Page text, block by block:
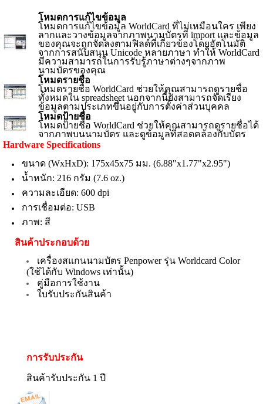
โหมดการแก้ไขข้อมูล
โหมดการแก้ไขข้อมูล WorldCard ที่ไม่เหมือนใคร เพียง
ลากและวางข้อมูลจากภาพนามบัตรที่ import และข้อมูล
ของคุณจะถูกจัดลงตามฟิลด์ที่เกี่ยวข้องโดยอัตโนมัติ
จากการสนับสนุน Unicode หลายภาษา ทำให้ WorldCard
มีความสามารถในการรับรู้ภาษาต่างๆจากภาพ
นามบัตรของคุณ
โหมดรายชื่อ
โหมดรายชื่อ WorldCard ช่วยให้คุณสามารถดูรายชื่อ
ทั้งหมดใน spreadsheet นอกจากนี้ยังสามารถจัดเรียง
ข้อมูลตามประเภทขึ้นอยู่กับการตั้งค่าส่วนบุคคล
โหมดป้ายชื่อ
โหมดป้ายชื่อ WorldCard ช่วยให้คุณสามารถดูรายชื่อได้
จากภาพบนนามบัตร และดูข้อมูลที่สอดคล้องกับบัตร
Hardware Specifications
ขนาด (WxHxD): 175x45x75 มม. (6.88"x1.77"x2.95")
น้ำหนัก: 216 กรัม (7.6 oz.)
ความละเอียด: 600 dpi
การเชื่อมต่อ: USB
ภาพ: สี
สินค้าประกอบด้วย
เครื่องสแกนนามบัตร Penpower รุ่น Worldcard Color
(ใช้ได้กับ Windows เท่านั้น)
คู่มือการใช้งาน
ใบรับประกันสินค้า
การรับประกัน
สินค้ารับประกัน 1 ปี